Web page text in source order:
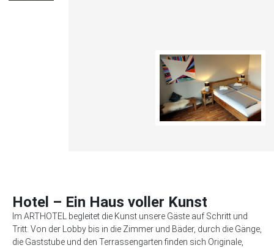
Hotel – Ein Haus voller Kunst
Im ARTHOTEL begleitet die Kunst unsere Gäste auf Schritt und
Tritt. Von der Lobby bis in die Zimmer und Bäder, durch die Gänge,
die Gaststube und den Terrassengarten finden sich Originale,